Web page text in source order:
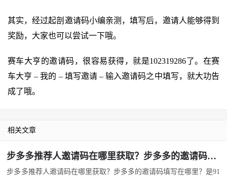
其实，经过起剖邀请码小编亲测，填写后，邀请人能够得到
奖励，大家也可以尝试一下哦。
赛车大亨的邀请码，很容易获得，就是102319286了。在赛
车大亨 – 我的 – 填写邀请 – 输入邀请码之中填写，就大功告
成了哦。
相关文章
步多多推荐人邀请码在哪里获取？步多多的邀请码填写在哪里？
步多多推荐人邀请码在哪里获取？步多多的邀请码填写在哪里？是91